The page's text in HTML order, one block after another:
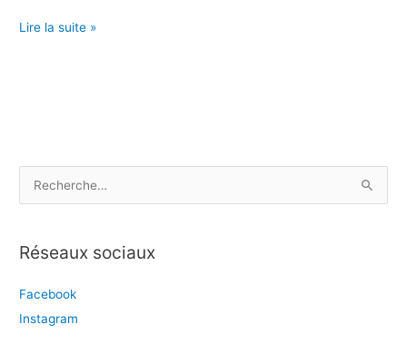
Sortie
Chocolate
Lire la suite »
e
h
r
c
Réseaux sociaux
Facebook
Instagram